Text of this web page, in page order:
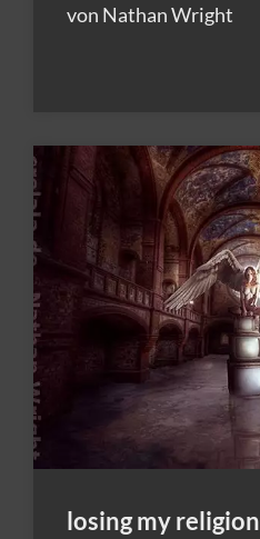
von Nathan Wright
losing my religion